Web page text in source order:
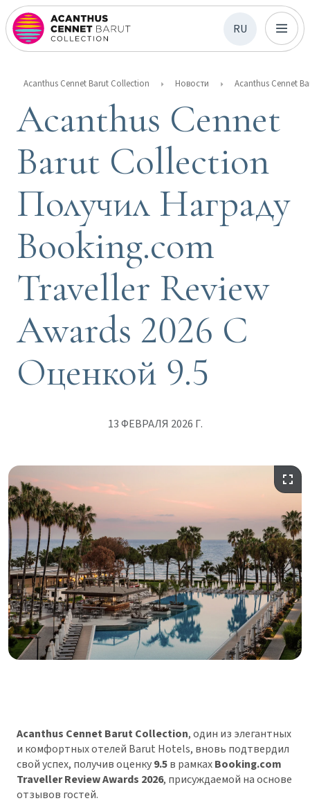
RU
Acanthus Cennet Barut Collection Новости
Acanthus Cennet
Barut Collection
Получил Награду
Booking.com
Traveller Review
Awards 2026 С
Оценкой 9.5
13 ФЕВРАЛЯ 2026 Г.
Acanthus Cennet Barut Collection, один из элегантных
и комфортных отелей Barut Hotels, вновь подтвердил
свой успех, получив оценку9.5в рамкахBooking.com
Traveller Review Awards 2026, присуждаемой на основе
отзывов гостей.